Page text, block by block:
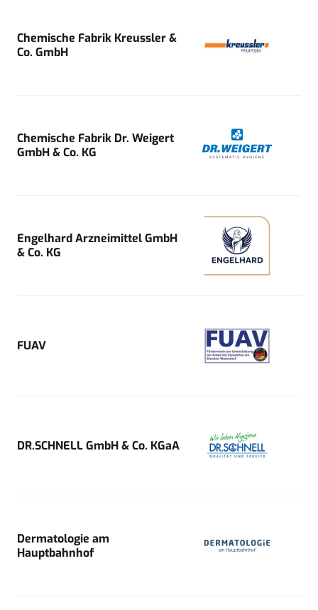
Chemische Fabrik Kreussler &
Co. GmbH
Chemische Fabrik Dr. Weigert
GmbH & Co. KG
Engelhard Arzneimittel GmbH
& Co. KG
FUAV
DR.SCHNELL GmbH & Co. KGaA
Dermatologie am
Hauptbahnhof